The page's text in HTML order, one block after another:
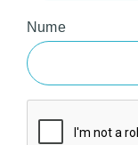
Nume